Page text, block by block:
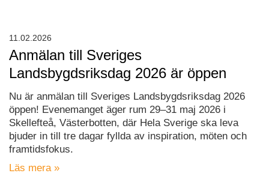
Anmälan till Sveriges
Landsbygdsriksdag 2026 är öppen
Nu är anmälan till Sveriges Landsbygdsriksdag 2026
öppen! Evenemanget äger rum 29–31 maj 2026 i
Skellefteå, Västerbotten, där Hela Sverige ska leva
bjuder in till tre dagar fyllda av inspiration, möten och
framtidsfokus.
Läs mera »
11.02.2026